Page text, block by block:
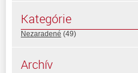
Kategórie
Nezaradené (49)
Archív